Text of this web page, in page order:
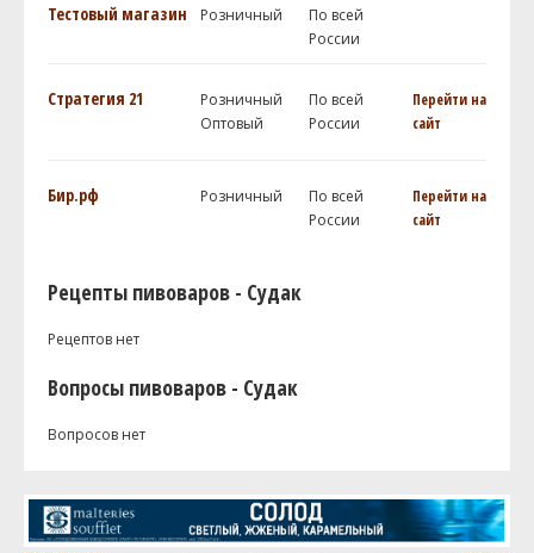
Тестовый магазин Розничный
По всей
России
Стратегия 21
Розничный
Оптовый
По всей
России
Перейти на
сайт
Бир.рф Розничный
По всей
России
Перейти на
сайт
Рецепты пивоваров - Судак
Рецептов нет
Вопросы пивоваров - Судак
Вопросов нет